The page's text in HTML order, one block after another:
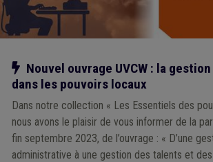
Notre action
Nouvel ouvrage UVCW : la
dans les pouvoirs locaux
Dans notre collection « Les Essentiels des
nous avons le plaisir de vous informer de la
fin septembre 2023, de l’ouvrage : « D’une
administrative à une gestion des talents et